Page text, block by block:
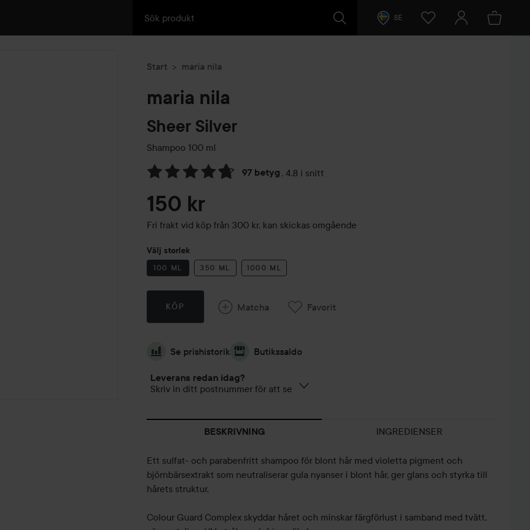
SE
Start maria nila
maria nila
Sheer Silver
Shampoo 100 ml
97 betyg , 4.8 i snitt
Hoppa till Betyg & kommentarer
150 kr
Fri frakt vid köp från 300 kr, kan skickas omgående
Välj storlek
100 ML 350 ML 1000 ML
KÖP Matcha Favorit
Se prishistorik Butikssaldo
Leverans redan idag?
Skriv in ditt postnummer för att se
BESKRIVNING INGREDIENSER
Ett sulfat- och parabenfritt shampoo för blont hår med violetta pigment och
björnbärsextrakt som neutraliserar gula nyanser i blont hår, ger glans och styrka till
hårets struktur.
Colour Guard Complex skyddar håret och minskar färgförlust i samband med tvätt,